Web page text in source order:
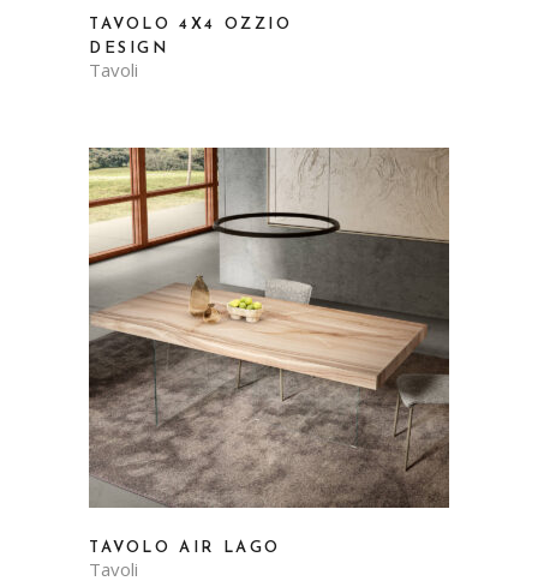
TAVOLO 4X4 OZZIO
DESIGN
Tavoli
TAVOLO AIR LAGO
Tavoli